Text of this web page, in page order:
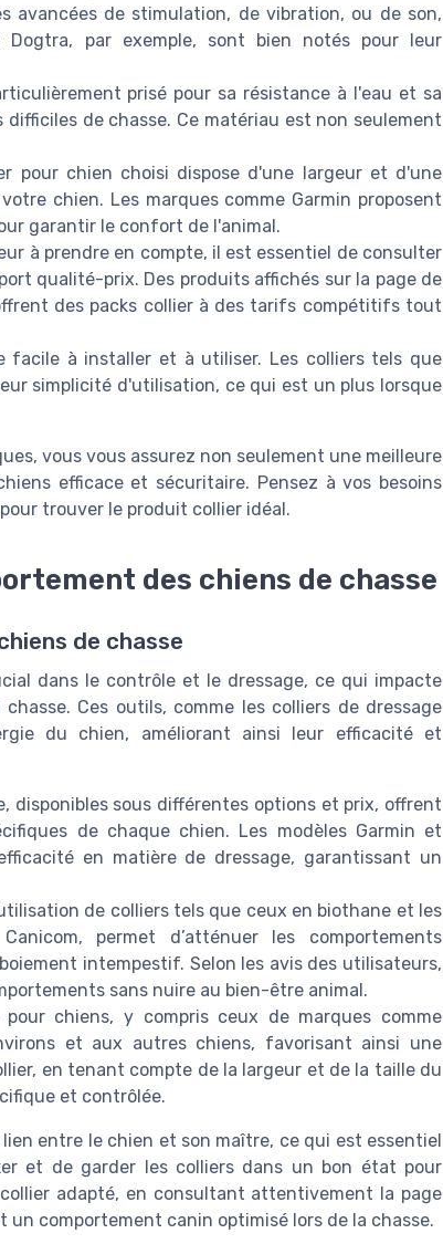
avancées de stimulation, de vibration, ou de son,
par exemple, sont bien notés pour leur
prisé pour sa résistance à l'eau et sa
de chasse. Ce matériau est non seulement
pour chien choisi dispose d'une largeur et d'une
chien. Les marques comme Garmin proposent
garantir le confort de l'animal.
à prendre en compte, il est essentiel de consulter
qualité-prix. Des produits affichés sur la page de
des packs collier à des tarifs compétitifs tout
facile à installer et à utiliser. Les colliers tels que
simplicité d'utilisation, ce qui est un plus lorsque
vous vous assurez non seulement une meilleure
efficace et sécuritaire. Pensez à vos besoins
trouver le produit collier idéal.
des chiens de chasse
de chasse
dans le contrôle et le dressage, ce qui impacte
Ces outils, comme les colliers de dressage
du chien, améliorant ainsi leur efficacité et
disponibles sous différentes options et prix, offrent
de chaque chien. Les modèles Garmin et
en matière de dressage, garantissant un
de colliers tels que ceux en biothane et les
permet d’atténuer les comportements
intempestif. Selon les avis des utilisateurs,
sans nuire au bien-être animal.
pour chiens, y compris ceux de marques comme
et aux autres chiens, favorisant ainsi une
en tenant compte de la largeur et de la taille du
et contrôlée.
entre le chien et son maître, ce qui est essentiel
et de garder les colliers dans un bon état pour
adapté, en consultant attentivement la page
comportement canin optimisé lors de la chasse.